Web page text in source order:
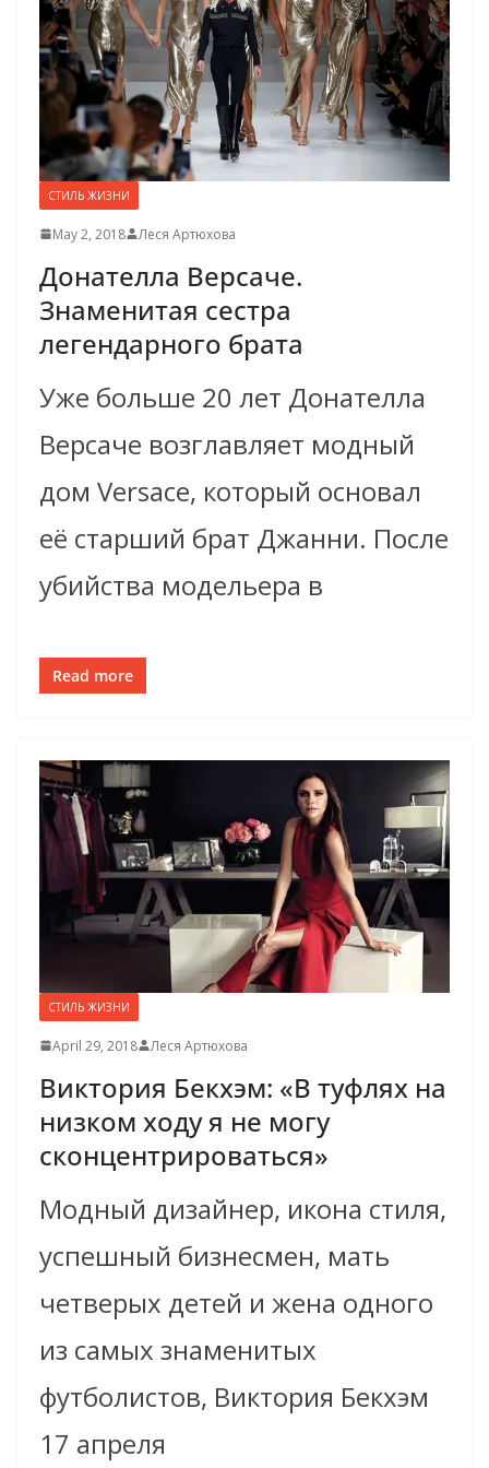
СТИЛЬ ЖИЗНИ
May 2, 2018 Леся Артюхова
Донателла Версаче.
Знаменитая сестра
легендарного брата
Уже больше 20 лет Донателла
Версаче возглавляет модный
дом Versace, который основал
её старший брат Джанни. После
убийства модельера в
Read more
СТИЛЬ ЖИЗНИ
April 29, 2018 Леся Артюхова
Виктория Бекхэм: «В туфлях на
низком ходу я не могу
сконцентрироваться»
Модный дизайнер, икона стиля,
успешный бизнесмен, мать
четверых детей и жена одного
из самых знаменитых
футболистов, Виктория Бекхэм
17 апреля